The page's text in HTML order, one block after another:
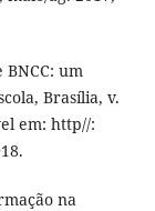
um
Brasília, v.
em: http//:
na